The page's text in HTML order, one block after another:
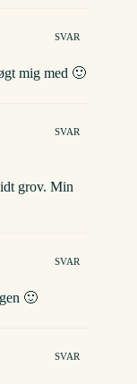
SVAR
mig med 🙂
SVAR
grov. Min
SVAR
🙂
SVAR